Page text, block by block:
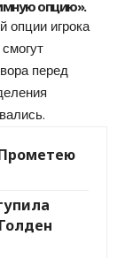
опцию».
опции игрока
перед